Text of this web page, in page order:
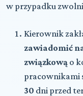
w przypadku
Kierownik
zawiadomić
związkową o
pracownikami
30 dni przed